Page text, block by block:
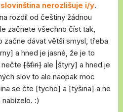
slovinština nerozlišuje i/y.
rozdíl od češtiny žádnou
začnete všechno číst tak,
začne dávat větší smysl, třeba
a hned je jasné, že je to
[šťiri] ale |štyry] a hned je
slov to ale naopak moc
se čte [tycho] a [tyšina] a ne
nabízelo. :)